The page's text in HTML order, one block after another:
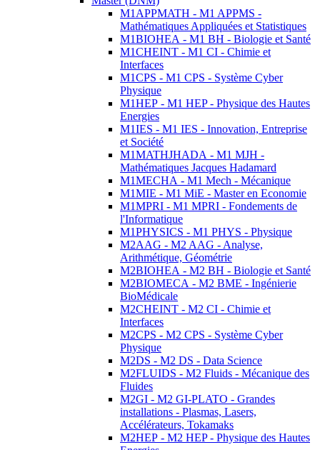
M1APPMATH - M1 APPMS -
Mathématiques Appliquées et Statistiques
M1BIOHEA - M1 BH - Biologie et Santé
M1CHEINT - M1 CI - Chimie et
Interfaces
M1CPS - M1 CPS - Système Cyber
Physique
M1HEP - M1 HEP - Physique des Hautes
Energies
M1IES - M1 IES - Innovation, Entreprise
et Société
M1MATHJHADA - M1 MJH -
Mathématiques Jacques Hadamard
M1MECHA - M1 Mech - Mécanique
M1MIE - M1 MiE - Master en Economie
M1MPRI - M1 MPRI - Fondements de
l'Informatique
M1PHYSICS - M1 PHYS - Physique
M2AAG - M2 AAG - Analyse,
Arithmétique, Géométrie
M2BIOHEA - M2 BH - Biologie et Santé
M2BIOMECA - M2 BME - Ingénierie
BioMédicale
M2CHEINT - M2 CI - Chimie et
Interfaces
M2CPS - M2 CPS - Système Cyber
Physique
M2DS - M2 DS - Data Science
M2FLUIDS - M2 Fluids - Mécanique des
Fluides
M2GI - M2 GI-PLATO - Grandes
installations - Plasmas, Lasers,
Accélérateurs, Tokamaks
M2HEP - M2 HEP - Physique des Hautes